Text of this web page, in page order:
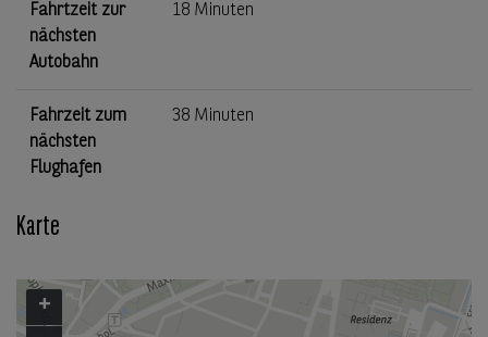
Fahrtzeit zur
nächsten
Autobahn
18 Minuten
Fahrzeit zum
nächsten
Flughafen
38 Minuten
Karte
+